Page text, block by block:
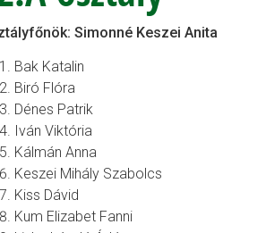
Simonné Keszei Anita
Bak Katalin
Biró Flóra
Dénes Patrik
Iván Viktória
Kálmán Anna
Keszei Mihály Szabolcs
Kiss Dávid
Kum Elizabet Fanni